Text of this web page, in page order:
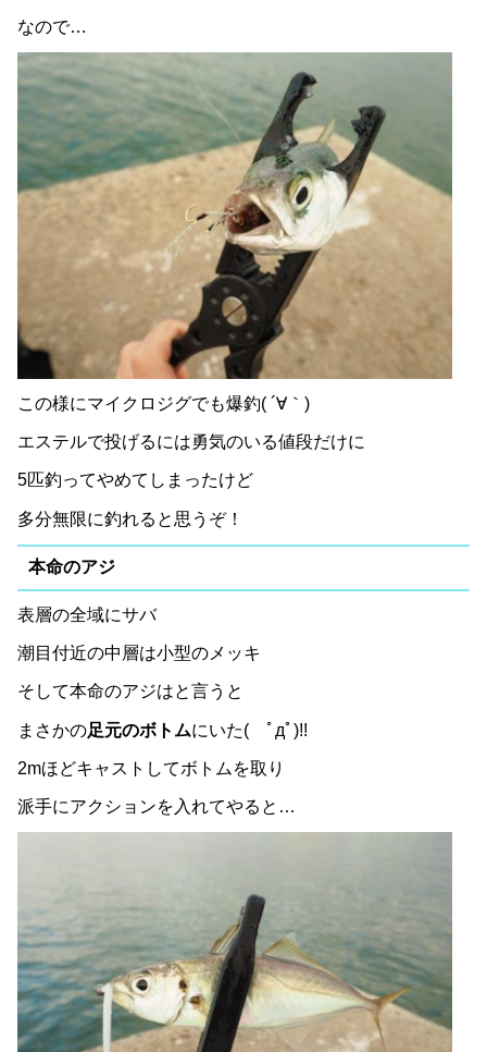
なので…
この様にマイクロジグでも爆釣( ´∀｀)
エステルで投げるには勇気のいる値段だけに
5匹釣ってやめてしまったけど
多分無限に釣れると思うぞ！
本命のアジ
表層の全域にサバ
潮目付近の中層は小型のメッキ
そして本命のアジはと言うと
まさかの足元のボトムにいた( ﾟдﾟ)!!
2mほどキャストしてボトムを取り
派手にアクションを入れてやると…